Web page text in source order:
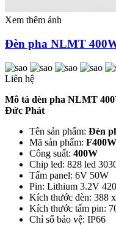
Xem thêm ảnh
Đèn pha NLMT
Liên hệ
Mô tả đèn pha NLMT
Đức Phát
Tên sản phẩm: Đèn
Mã sản phẩm: F400W
Công suất: 400W
Chip led: 828 led
Tấm panel: 6V 50W
Pin: Lithium 3.2V
Kích thước đèn: 388
Kích thước tấm pin:
Chỉ số bảo vệ: IP66